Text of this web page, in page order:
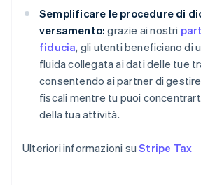
Semplificare le procedure di
versamento: grazie ai nostri
fiducia, gli utenti beneficiano di
fluida collegata ai dati delle tue
consentendo ai partner di
fiscali mentre tu puoi
della tua attività.
Ulteriori informazioni suStripe Tax
Finlandia
English Svenska
Francia
FrançaisEnglish
Germania
Deutsch English
日本語English
English